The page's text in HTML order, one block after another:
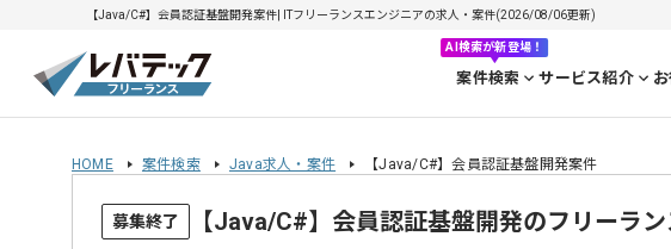
【Java/C#】会員認証基盤開発案件| ITフリーランスエンジニアの求人・案件(2026/08/06更新)
AI検索が新登場！
案件検索 サービス紹介
HOME 案件検索 Java求人・案件 【Java/C#】会員認証基盤開発案件
募集終了 【Java/C#】会員認証基盤開発のフリーラ